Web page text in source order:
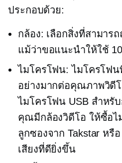
ประกอบด้วย:
กล้อง: เลือกสิ่งที่สามาร
แม้ว่าขอแนะนำให้ใช้
ไมโครโฟน: ไมโครโฟ
อย่างมากต่อคุณภาพวิดี
ไมโครโฟน USB สำหรั
คุณมีกล้องวิดีโอ ให้ซื้อ
ลูกซองจาก Takstar หรื
เสียงที่ดียิ่งขึ้น